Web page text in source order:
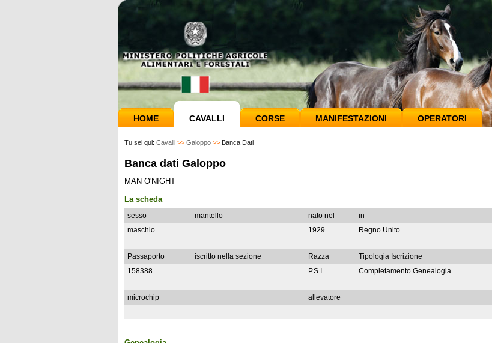
HOME CAVALLI CORSE MANIFESTAZIONI OPERATORI
Tu sei qui: Cavalli >> Galoppo >> Banca Dati
Banca dati Galoppo
MAN O'NIGHT
La scheda
sesso mantello nato nel
in
maschio
1929 Regno Unito
Passaporto iscritto nella sezione Razza
Tipologia Iscrizione
158388
P.S.I. Completamento Genealogia
microchip allevatore